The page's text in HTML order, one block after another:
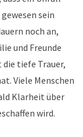
sein
noch an,
und Freunde
die tiefe Trauer,
Viele Menschen
Klarheit über
wird.